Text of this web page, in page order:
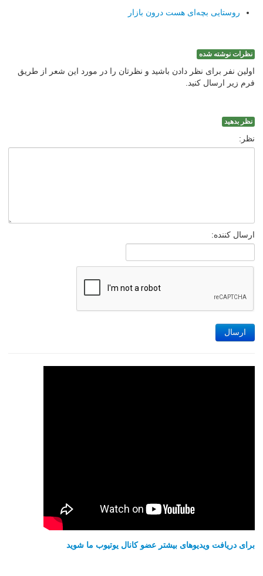
روستایی بچه‌ای هست درون بازار
نظرات نوشته شده
اولین نفر برای نظر دادن باشید و نظرتان را در مورد این شعر از طریق
فرم زیر ارسال کنید.
نظر بدهید
نظر:
ارسال کننده:
ارسال
برای دریافت ویدیوهای بیشتر عضو کانال یوتیوب ما شوید